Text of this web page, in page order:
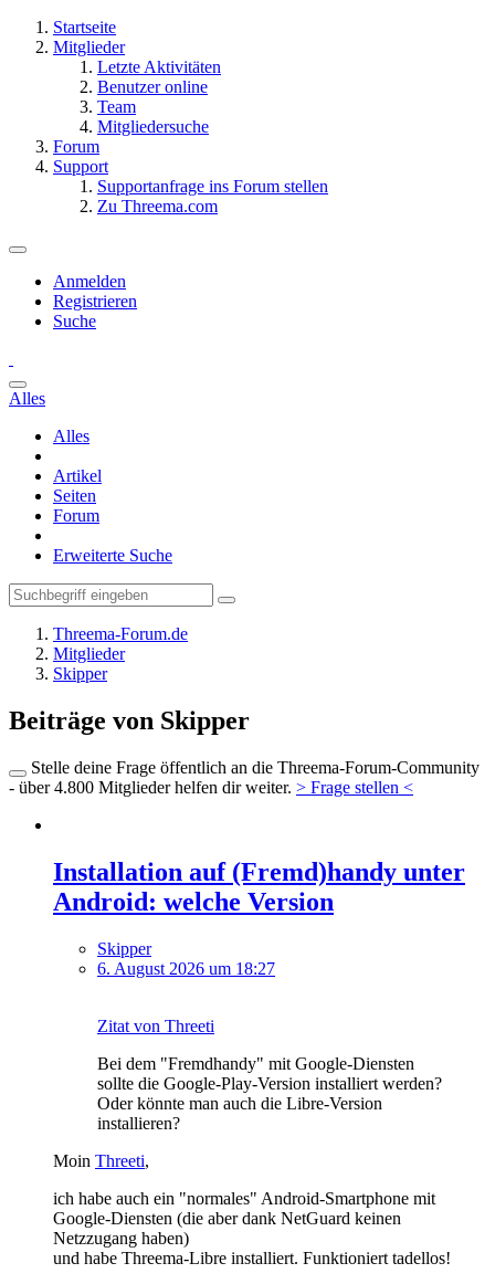
Startseite
Mitglieder
Letzte Aktivitäten
Benutzer online
Team
Mitgliedersuche
Forum
Support
Supportanfrage ins Forum stellen
Zu Threema.com
Anmelden
Registrieren
Suche
Alles
Alles
Artikel
Seiten
Forum
Erweiterte Suche
Threema-Forum.de
Mitglieder
Skipper
Beiträge von Skipper
Stelle deine Frage öffentlich an die Threema-Forum-Community
- über 4.800 Mitglieder helfen dir weiter. > Frage stellen <
Installation auf (Fremd)handy unter
Android: welche Version
Skipper
6. August 2026 um 18:27
Zitat von Threeti
Bei dem "Fremdhandy" mit Google-Diensten
sollte die Google-Play-Version installiert werden?
Oder könnte man auch die Libre-Version
installieren?
Moin Threeti,
ich habe auch ein "normales" Android-Smartphone mit
Google-Diensten (die aber dank NetGuard keinen
Netzzugang haben)
und habe Threema-Libre installiert. Funktioniert tadellos!